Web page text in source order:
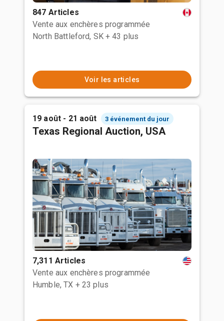
847 Articles
Vente aux enchères programmée
North Battleford, SK + 43 plus
Voir les articles
19 août - 21 août 3 événement du jour
Texas Regional Auction, USA
7,311 Articles
Vente aux enchères programmée
Humble, TX + 23 plus